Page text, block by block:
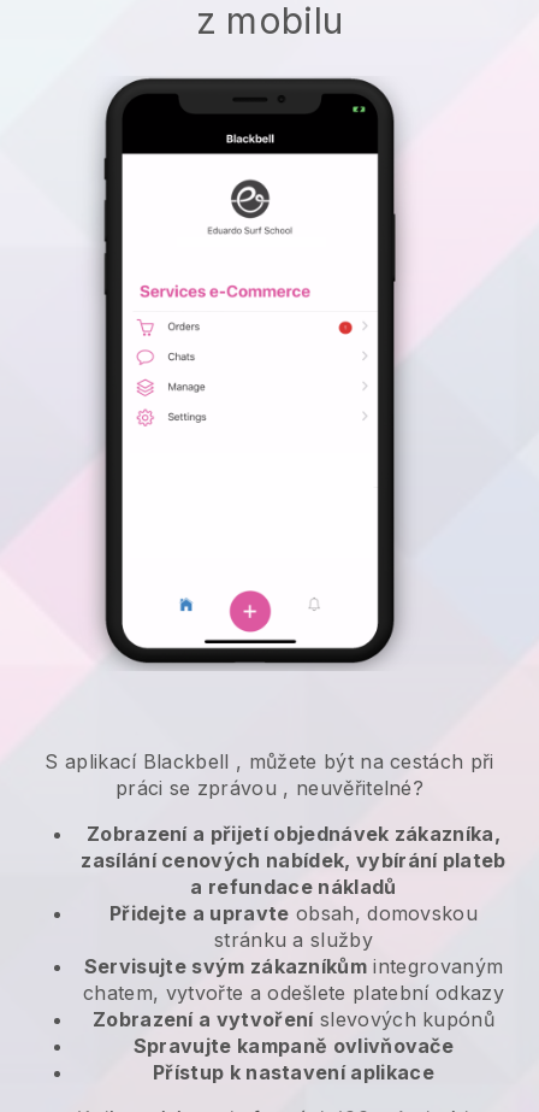
z mobilu
S aplikací Blackbell , můžete být na cestách při
práci se zprávou , neuvěřitelné?
Zobrazení a přijetí objednávek zákazníka,
zasílání cenových nabídek, vybírání plateb
a refundace nákladů
Přidejte a upravte obsah, domovskou
stránku a služby
Servisujte svým zákazníkům integrovaným
chatem, vytvořte a odešlete platební odkazy
Zobrazení a vytvořeníslevových kupónů
Spravujte kampaně ovlivňovače
Přístup k nastavení aplikace